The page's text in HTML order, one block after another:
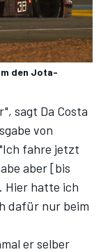
den Jota-
sagt Da Costa
von
fahre jetzt
aber [bis
Hier hatte ich
dafür nur beim
er selber